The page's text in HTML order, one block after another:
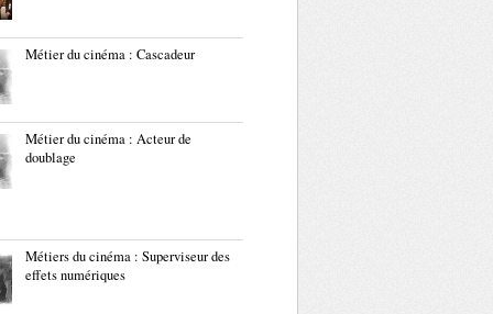
Métier du cinéma : Cascadeur
Métier du cinéma : Acteur de
doublage
Métiers du cinéma : Superviseur des
effets numériques